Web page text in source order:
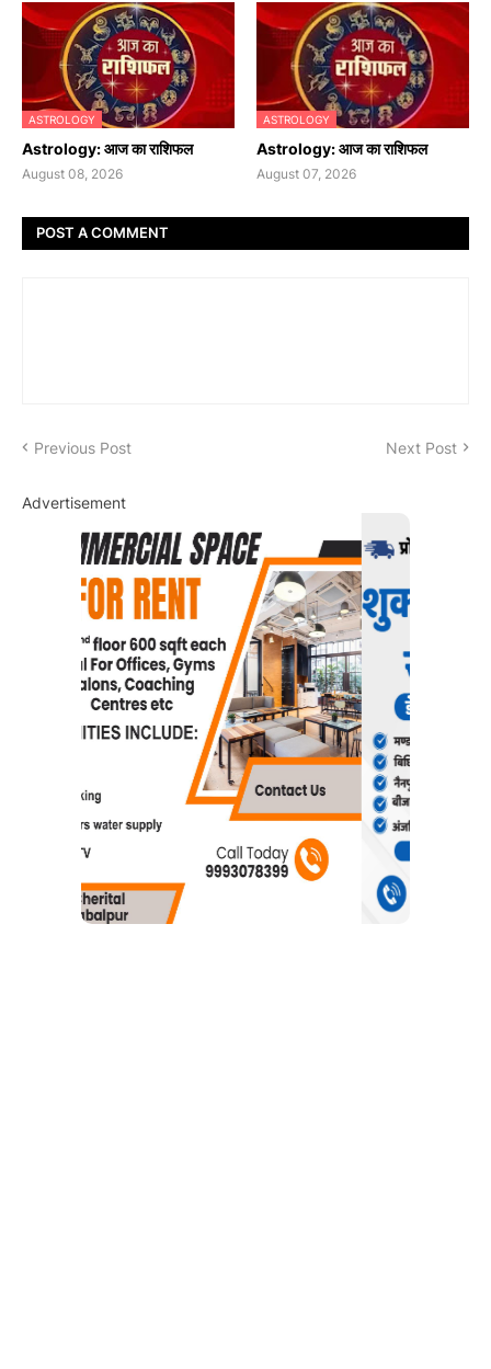
ASTROLOGY
Astrology: आज का राशिफल
August 08, 2026
ASTROLOGY
Astrology: आज का राशिफल
August 07, 2026
POST A COMMENT
Previous Post Next Post
Advertisement